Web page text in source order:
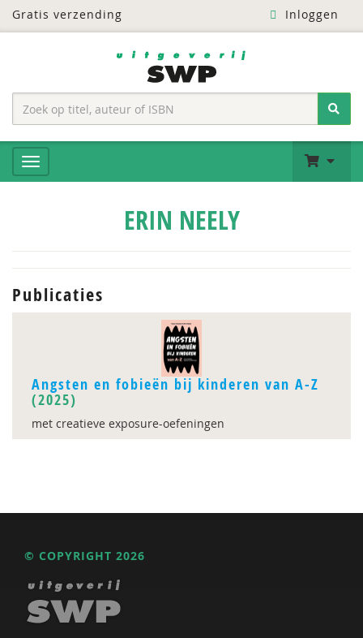
Gratis verzending Inloggen
ERIN NEELY
Publicaties
Angsten en fobieën bij kinderen van A-Z
(2025)
met creatieve exposure-oefeningen
© COPYRIGHT 2026